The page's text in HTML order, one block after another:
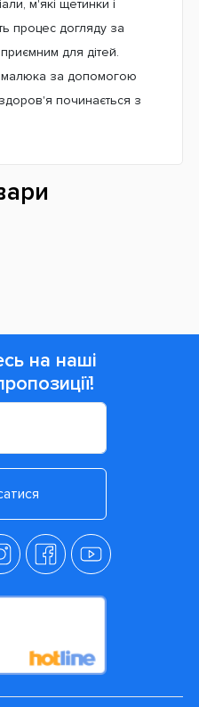
м'які щетинки і
процес догляду за
для дітей.
за допомогою
починається з
на наші